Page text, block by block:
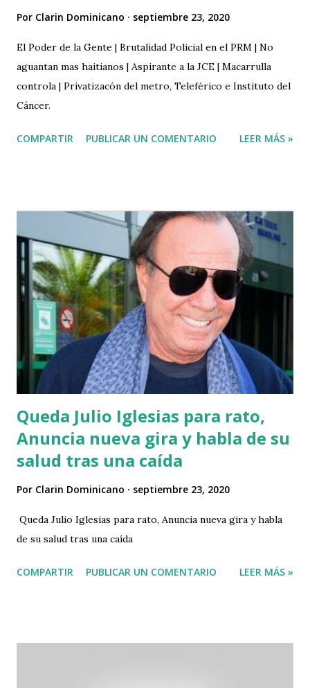
Por Clarin Dominicano septiembre 23, 2020
El Poder de la Gente | Brutalidad Policial en el PRM | No
aguantan mas haitianos | Aspirante a la JCE | Macarrulla
controla | Privatizacón del metro, Teleférico e Instituto del
Cáncer.
COMPARTIR PUBLICAR UN COMENTARIO LEER MÁS »
Queda Julio Iglesias para rato,
Anuncia nueva gira y habla de su
salud tras una caída
Por Clarin Dominicano septiembre 23, 2020
Queda Julio Iglesias para rato, Anuncia nueva gira y habla
de su salud tras una caída
COMPARTIR PUBLICAR UN COMENTARIO LEER MÁS »